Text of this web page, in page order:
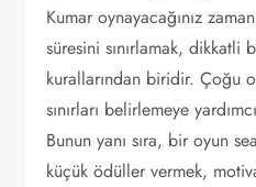
Kumar oynayacağınız
süresini sınırlamak, dikkatli
kurallarından biridir. Çoğu
sınırları belirlemeye
Bunun yanı sıra, bir oyun
küçük ödüller vermek,